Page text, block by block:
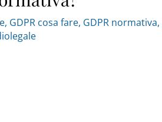
, GDPR cosa fare, GDPR normativa,